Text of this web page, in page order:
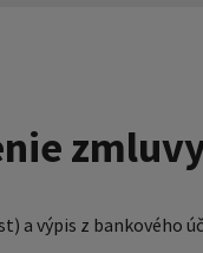
výpis z bankového